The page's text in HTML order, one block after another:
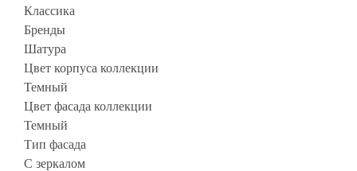
Классика
Бренды
Шатура
Цвет корпуса коллекции
Темный
Цвет фасада коллекции
Темный
Тип фасада
С зеркалом